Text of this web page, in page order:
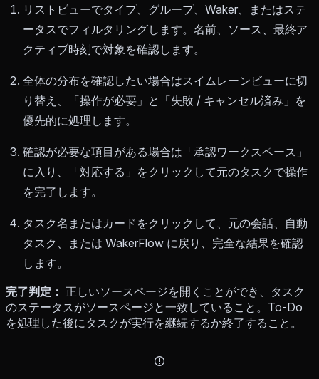
リストビューでタイプ、グループ、Waker、またはステ
ータスでフィルタリングします。名前、ソース、最終ア
クティブ時刻で対象を確認します。
全体の分布を確認したい場合はスイムレーンビューに切
り替え、「操作が必要」と「失敗 / キャンセル済み」を
優先的に処理します。
確認が必要な項目がある場合は「承認ワークスペース」
に入り、「対応する」をクリックして元のタスクで操作
を完了します。
タスク名またはカードをクリックして、元の会話、自動
タスク、または WakerFlow に戻り、完全な結果を確認
します。
完了判定： 正しいソースページを開くことができ、タスク
のステータスがソースページと一致していること。To-Do
を処理した後にタスクが実行を継続するか終了すること。